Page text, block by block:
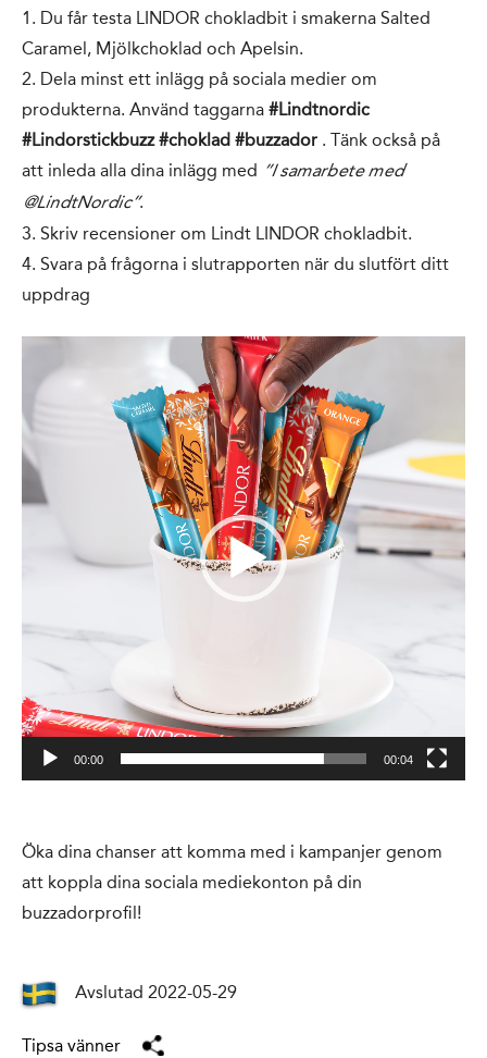
1. Du får testa LINDOR chokladbit i smakerna Salted
Caramel, Mjölkchoklad och Apelsin.
2. Dela minst ett inlägg på sociala medier om
produkterna. Använd taggarna #Lindtnordic
#Lindorstickbuzz #choklad #buzzador . Tänk också på
att inleda alla dina inlägg med ”I samarbete med
@LindtNordic”.
3. Skriv recensioner om Lindt LINDOR chokladbit.
4. Svara på frågorna i slutrapporten när du slutfört ditt
uppdrag
Player
00:00 00:04
Öka dina chanser att komma med i kampanjer genom
att koppla dina sociala mediekonton på din
buzzadorprofil!
Avslutad 2022-05-29
Tipsa vänner